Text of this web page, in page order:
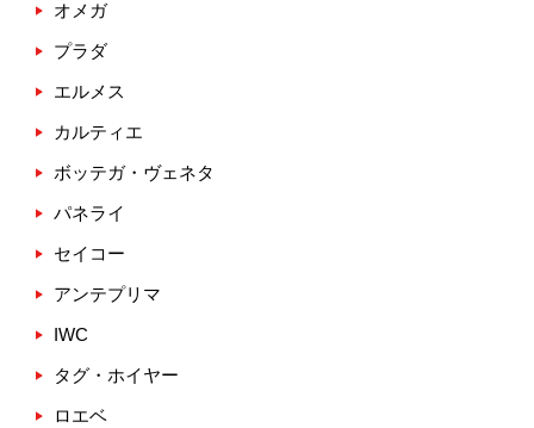
オメガ
プラダ
エルメス
カルティエ
ボッテガ・ヴェネタ
パネライ
セイコー
アンテプリマ
IWC
タグ・ホイヤー
ロエベ